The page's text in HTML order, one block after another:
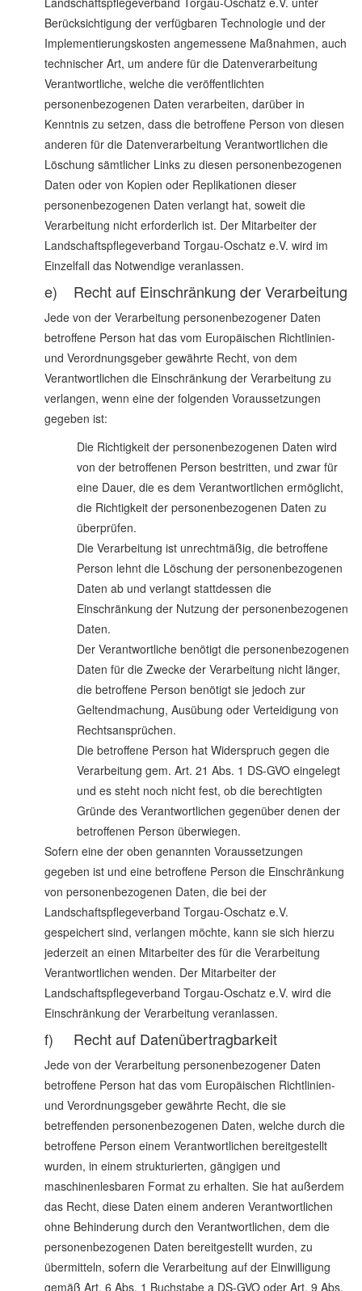
Berücksichtigung der verfügbaren Technologie und der
Implementierungskosten angemessene Maßnahmen, auch
technischer Art, um andere für die Datenverarbeitung
Verantwortliche, welche die veröffentlichten
personenbezogenen Daten verarbeiten, darüber in
Kenntnis zu setzen, dass die betroffene Person von diesen
anderen für die Datenverarbeitung Verantwortlichen die
Löschung sämtlicher Links zu diesen personenbezogenen
Daten oder von Kopien oder Replikationen dieser
personenbezogenen Daten verlangt hat, soweit die
Verarbeitung nicht erforderlich ist. Der Mitarbeiter der
Landschaftspflegeverband Torgau-Oschatz e.V. wird im
Einzelfall das Notwendige veranlassen.
e) Recht auf Einschränkung der Verarbeitung
Jede von der Verarbeitung personenbezogener Daten
betroffene Person hat das vom Europäischen Richtlinien-
und Verordnungsgeber gewährte Recht, von dem
Verantwortlichen die Einschränkung der Verarbeitung zu
verlangen, wenn eine der folgenden Voraussetzungen
gegeben ist:
Die Richtigkeit der personenbezogenen Daten wird
von der betroffenen Person bestritten, und zwar für
eine Dauer, die es dem Verantwortlichen ermöglicht,
die Richtigkeit der personenbezogenen Daten zu
überprüfen.
Die Verarbeitung ist unrechtmäßig, die betroffene
Person lehnt die Löschung der personenbezogenen
Daten ab und verlangt stattdessen die
Einschränkung der Nutzung der personenbezogenen
Daten.
Der Verantwortliche benötigt die personenbezogenen
Daten für die Zwecke der Verarbeitung nicht länger,
die betroffene Person benötigt sie jedoch zur
Geltendmachung, Ausübung oder Verteidigung von
Rechtsansprüchen.
Die betroffene Person hat Widerspruch gegen die
Verarbeitung gem. Art. 21 Abs. 1 DS-GVO eingelegt
und es steht noch nicht fest, ob die berechtigten
Gründe des Verantwortlichen gegenüber denen der
betroffenen Person überwiegen.
Sofern eine der oben genannten Voraussetzungen
gegeben ist und eine betroffene Person die Einschränkung
von personenbezogenen Daten, die bei der
Landschaftspflegeverband Torgau-Oschatz e.V.
gespeichert sind, verlangen möchte, kann sie sich hierzu
jederzeit an einen Mitarbeiter des für die Verarbeitung
Verantwortlichen wenden. Der Mitarbeiter der
Landschaftspflegeverband Torgau-Oschatz e.V. wird die
Einschränkung der Verarbeitung veranlassen.
f) Recht auf Datenübertragbarkeit
Jede von der Verarbeitung personenbezogener Daten
betroffene Person hat das vom Europäischen Richtlinien-
und Verordnungsgeber gewährte Recht, die sie
betreffenden personenbezogenen Daten, welche durch die
betroffene Person einem Verantwortlichen bereitgestellt
wurden, in einem strukturierten, gängigen und
maschinenlesbaren Format zu erhalten. Sie hat außerdem
das Recht, diese Daten einem anderen Verantwortlichen
ohne Behinderung durch den Verantwortlichen, dem die
personenbezogenen Daten bereitgestellt wurden, zu
übermitteln, sofern die Verarbeitung auf der Einwilligung
gemäß Art. 6 Abs. 1 Buchstabe a DS-GVO oder Art. 9 Abs.